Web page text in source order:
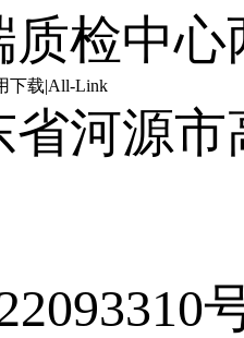
质检中
下载|All-Link
省河源